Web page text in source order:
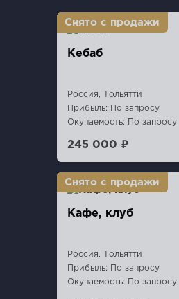
Кебаб
Россия, Тольятти
Прибыль: По запросу
Окупаемость: По запросу
245 000 ₽
Кафе, клуб
Россия, Тольятти
Прибыль: По запросу
Окупаемость: По запросу